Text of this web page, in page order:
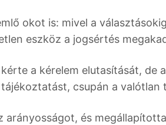
okot is: mivel a
eszköz a jogsértés
a kérelem elutasítását, de
csupán a
arányosságot, és